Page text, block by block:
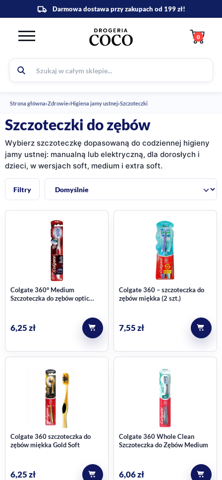
0
Strona główna›Zdrowie›Higiena jamy ustnej›Szczoteczki
Szczoteczki do zębów
Wybierz szczoteczkę dopasowaną do codziennej higieny
jamy ustnej: manualną lub elektryczną, dla dorosłych i
dzieci, w wersjach soft, medium i extra soft.
Filtry
Sortuj:
Colgate 360° Medium
Szczoteczka do zębów optic
6,25zł
Colgate 360 – szczoteczka do
zębów miękka (2 szt.)
7,55zł
Colgate 360 szczoteczka do
zębów miękka Gold Soft
6,25zł
Colgate 360 Whole Clean
Szczoteczka do Zębów Medium
6,06zł